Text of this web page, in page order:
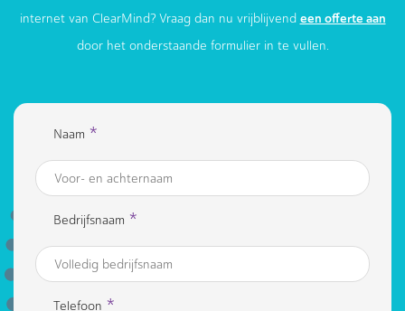
internet van ClearMind? Vraag dan nu vrijblijvend een offerte aan
door het onderstaande formulier in te vullen.
Naam *
Bedrijfsnaam *
Telefoon *